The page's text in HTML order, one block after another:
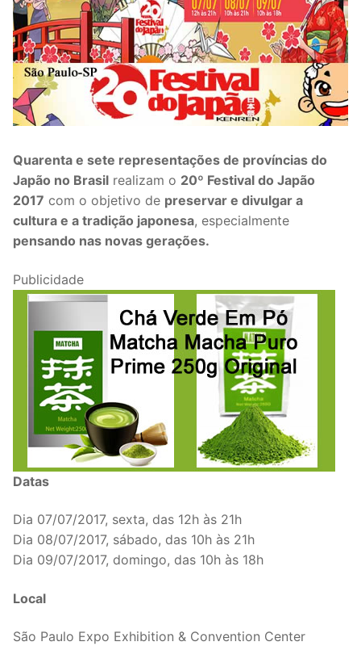
Quarenta e sete representações de províncias do
Japão no Brasil realizam o 20º Festival do Japão
2017 com o objetivo de preservar e divulgar a
cultura e a tradição japonesa, especialmente
pensando nas novas gerações.
Publicidade
Datas
Dia 07/07/2017, sexta, das 12h às 21h
Dia 08/07/2017, sábado, das 10h às 21h
Dia 09/07/2017, domingo, das 10h às 18h
Local
São Paulo Expo Exhibition & Convention Center